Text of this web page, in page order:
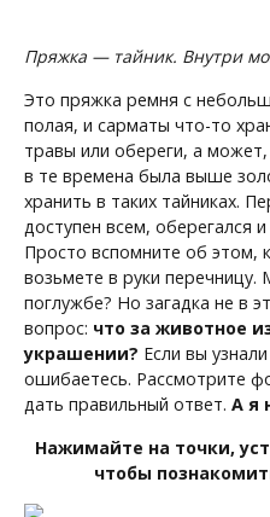
Пряжка — тайник. Внутри
Это пряжка ремня с
полая, и сарматы что-то
травы или обереги, а
в те времена была выше
хранить в таких тайниках.
доступен всем, оберегался
Просто вспомните об этом,
возьмете в руки
поглужбе? Но загадка не в
вопрос: что за животное
украшении? Если вы
ошибаетесь. Рассмотрите
дать правильный ответ. А я
Нажимайте на точки,
чтобы